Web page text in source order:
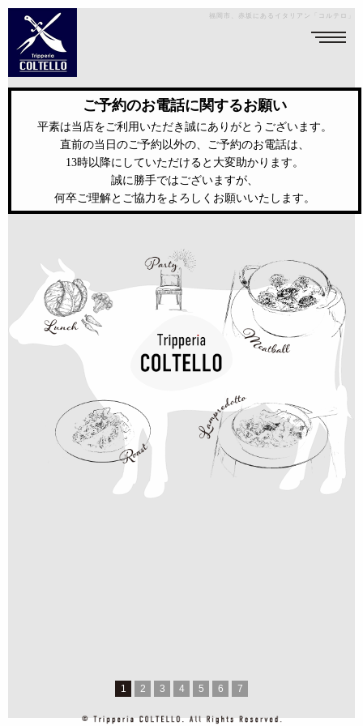
福岡市、赤坂にあるイタリアン「コルテロ」
ご予約のお電話に関するお願い
平素は当店をご利用いただき誠にありがとうございます。
直前の当日のご予約以外の、ご予約のお電話は、
13時以降にしていただけると大変助かります。
誠に勝手ではございますが、
何卒ご理解とご協力をよろしくお願いいたします。